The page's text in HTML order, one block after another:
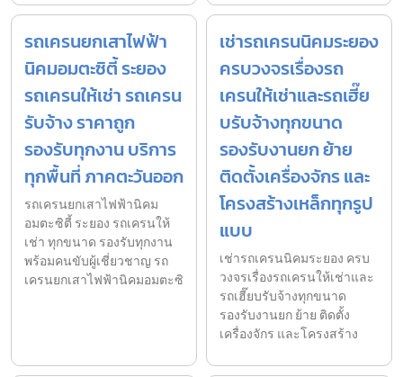
รถเครนยกเสาไฟฟ้า
นิคมอมตะซิตี้ ระยอง
รถเครนให้เช่า รถเครน
รับจ้าง ราคาถูก
รองรับทุกงาน บริการ
ทุกพื้นที่ ภาคตะวันออก
รถเครนยกเสาไฟฟ้านิคม
อมตะซิตี้ ระยอง รถเครนให้
เช่า ทุกขนาด รองรับทุกงาน
พร้อมคนขับผู้เชี่ยวชาญ รถ
เครนยกเสาไฟฟ้านิคมอมตะซิ
เช่ารถเครนนิคมระยอง
ครบวงจรเรื่องรถ
เครนให้เช่าและรถเฮี๊ย
บรับจ้างทุกขนาด
รองรับงานยก ย้าย
ติดตั้งเครื่องจักร และ
โครงสร้างเหล็กทุกรูป
แบบ
เช่ารถเครนนิคมระยอง ครบ
วงจรเรื่องรถเครนให้เช่าและ
รถเฮี๊ยบรับจ้างทุกขนาด
รองรับงานยก ย้าย ติดตั้ง
เครื่องจักร และโครงสร้าง